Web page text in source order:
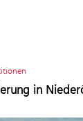
in